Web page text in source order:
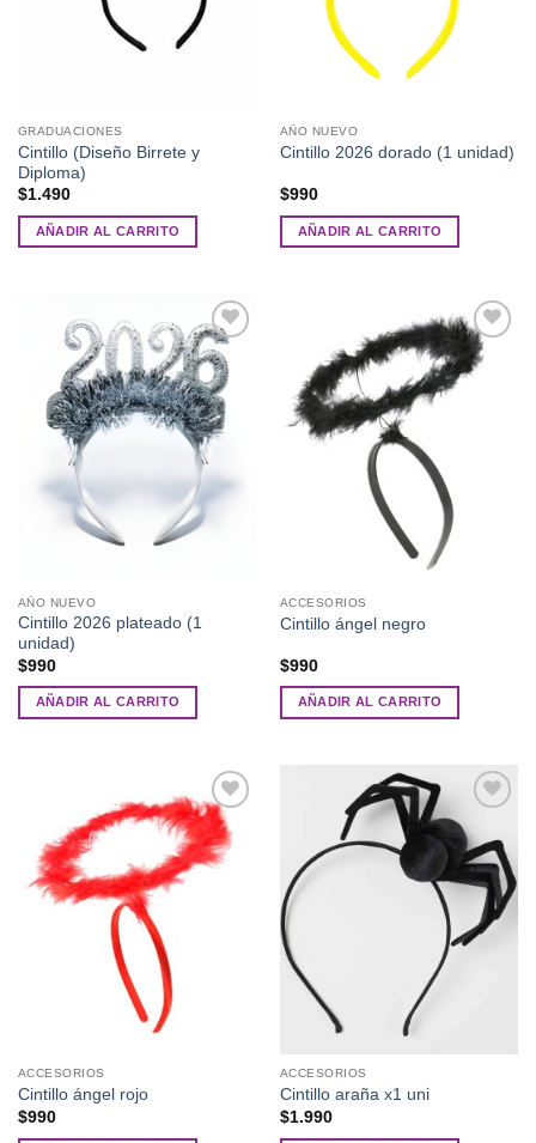
GRADUACIONES
Cintillo (Diseño Birrete y
Diploma)
$1.490
AÑADIR AL CARRITO
AÑO NUEVO
Cintillo 2026 dorado (1 unidad)
$990
AÑADIR AL CARRITO
Añadir
a la
lista de
deseos
AÑO NUEVO
Cintillo 2026 plateado (1
unidad)
$990
AÑADIR AL CARRITO
Añadir
a la
ACCESORIOS
Cintillo ángel negro
$990
AÑADIR AL CARRITO
Añadir
a la
lista de
ACCESORIOS
Cintillo ángel rojo
$990
Añadir
a la
lista de
deseos
ACCESORIOS
Cintillo araña x1 uni
$1.990